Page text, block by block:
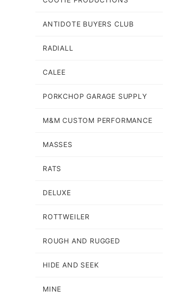
ANTIDOTE BUYERS CLUB
RADIALL
CALEE
PORKCHOP GARAGE SUPPLY
M&M CUSTOM PERFORMANCE
MASSES
RATS
DELUXE
ROTTWEILER
ROUGH AND RUGGED
HIDE AND SEEK
MINE